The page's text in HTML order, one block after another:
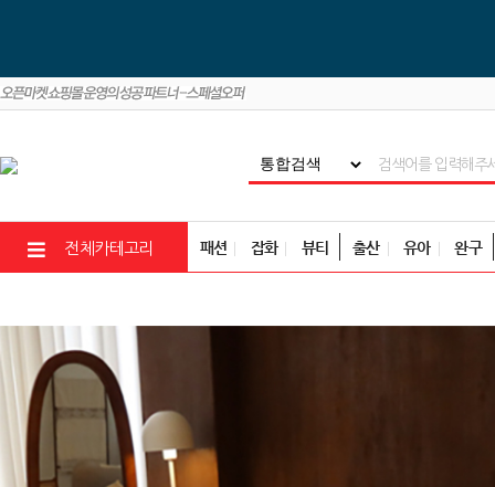
전체카테고리 패션 잡화 뷰티 출산 유아 완구